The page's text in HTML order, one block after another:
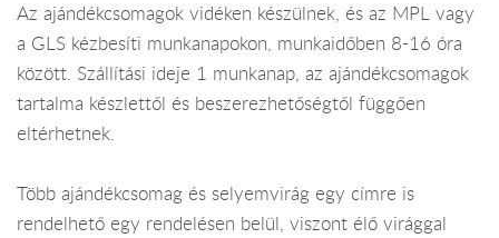
Az ajándékcsomagok vidéken készülnek, és az MPL vagy
a GLS kézbesíti munkanapokon, munkaidőben 8-16 óra
között. Szállítási ideje 1 munkanap, az ajándékcsomagok
tartalma készlettől és beszerezhetőségtől függően
eltérhetnek.
Több ajándékcsomag és selyemvirág egy címre is
rendelhető egy rendelésen belül, viszont élő virággal